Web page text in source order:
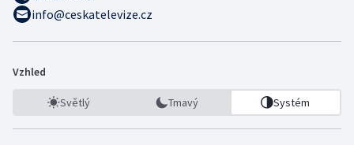
info@ceskatelevize.cz
Vzhled
Světlý Tmavý Systém